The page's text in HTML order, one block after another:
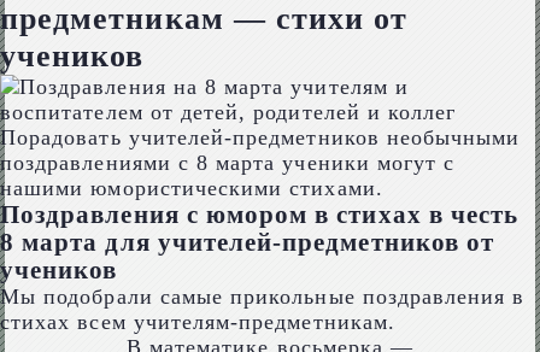
предметникам — стихи от
учеников
Порадовать учителей-предметников необычными
поздравлениями с 8 марта ученики могут с
нашими юмористическими стихами.
Поздравления с юмором в стихах в честь
8 марта для учителей-предметников от
учеников
Мы подобрали самые прикольные поздравления в
стихах всем учителям-предметникам.
В математике восьмерка —